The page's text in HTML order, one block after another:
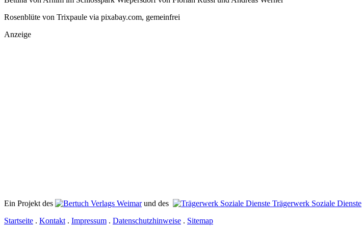
Rosenblüte von Trixpaule via pixabay.com, gemeinfrei
Anzeige
Ein Projekt des Verlags Weimarund des
Trägerwerk Soziale Dienste
Startseite . Kontakt . Impressum . Datenschutzhinweise . Sitemap